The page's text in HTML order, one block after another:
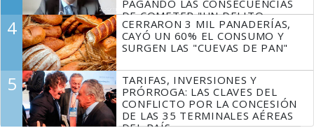
PAGANDO LAS CONSECUENCIAS
DE COMETER "UN DELITO
COMPROBADO"
4
CERRARON 3 MIL PANADERÍAS,
CAYÓ UN 60% EL CONSUMO Y
SURGEN LAS "CUEVAS DE PAN"
5
TARIFAS, INVERSIONES Y
PRÓRROGA: LAS CLAVES DEL
CONFLICTO POR LA CONCESIÓN
DE LAS 35 TERMINALES AÉREAS
DEL PAÍS